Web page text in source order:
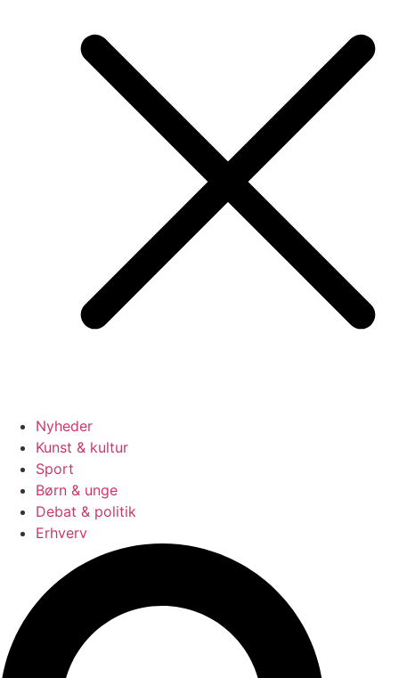
Nyheder
Kunst & kultur
Sport
Børn & unge
Debat & politik
Erhverv